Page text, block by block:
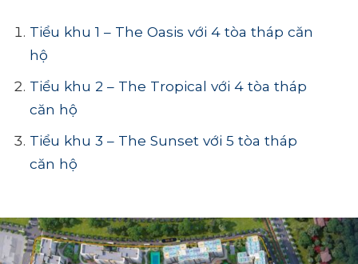
Tiểu khu 1 – The Oasis với 4 tòa tháp căn
hộ
Tiểu khu 2 – The Tropical với 4 tòa tháp
căn hộ
Tiểu khu 3 – The Sunset với 5 tòa tháp
căn hộ